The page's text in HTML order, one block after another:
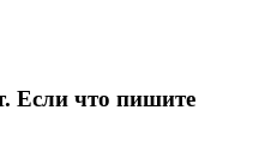
Если что пишите